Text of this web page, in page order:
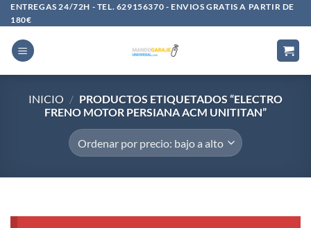
Saltar
al
contenido
ENTREGAS 24/72H - TEL. 629156370 - ENVIOS GRATIS A PARTIR DE
180€
INICIO / PRODUCTOS ETIQUETADOS “ELECTRO
FRENO MOTOR PERSIANA ACM UNITITAN”